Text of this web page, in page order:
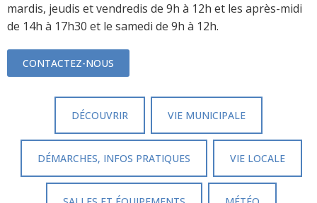
mardis, jeudis et vendredis de 9h à 12h et les après-midi
de 14h à 17h30 et le samedi de 9h à 12h.
CONTACTEZ-NOUS
DÉCOUVRIR VIE MUNICIPALE
DÉMARCHES, INFOS PRATIQUES VIE LOCALE